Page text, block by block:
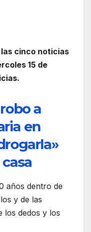
cinco noticias
15 de
a
en
años dentro de
y de las
los dedos y los